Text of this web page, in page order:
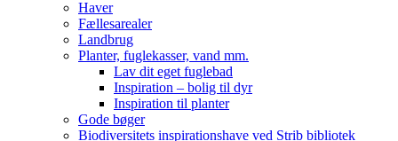
Haver
Fællesarealer
Landbrug
Planter, fuglekasser, vand mm.
Lav dit eget fuglebad
Inspiration – bolig til dyr
Inspiration til planter
Gode bøger
Biodiversitets inspirationshave ved Strib bibliotek